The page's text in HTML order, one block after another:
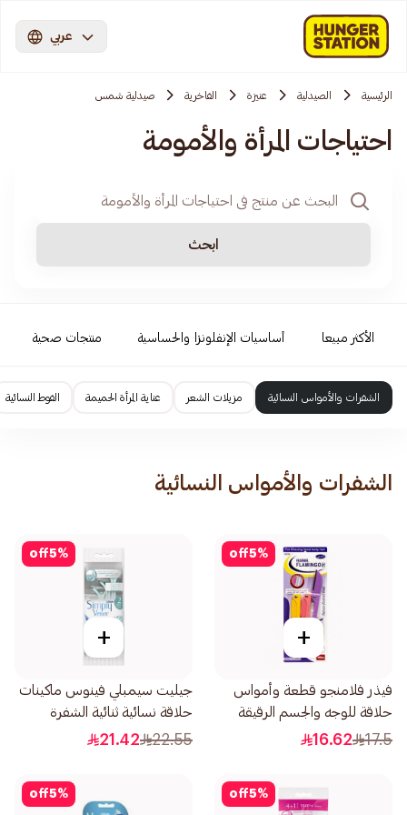
عربي
الرئيسية الصيدلية عنيزة الفاخرية صيدلية شمس
احتياجات المرأة والأمومة
ابحث
الأكثر مبيعا أساسيات الإنفلونزا والحساسية منتجات صحية
الشفرات والأمواس النسائية مزيلات الشعر عناية المرأة الحميمة الفوط النسائية
الشفرات والأمواس النسائية
5%
off
+
فيذر فلامنجو قطعة وأمواس
حلاقة للوجه والجسم الرقيقة
1قطعة
17.5
16.62
5%
off
+
جيليت سيمبلي فينوس ماكينات
حلاقة نسائية ثنائية الشفرة
4قطع
22.55
21.42
5%
off
5%
off